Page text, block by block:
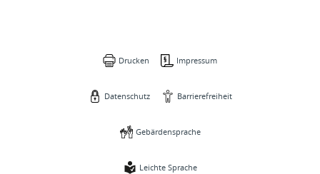
Drucken Impressum
Datenschutz Barrierefreiheit
Gebärdensprache
Leichte Sprache